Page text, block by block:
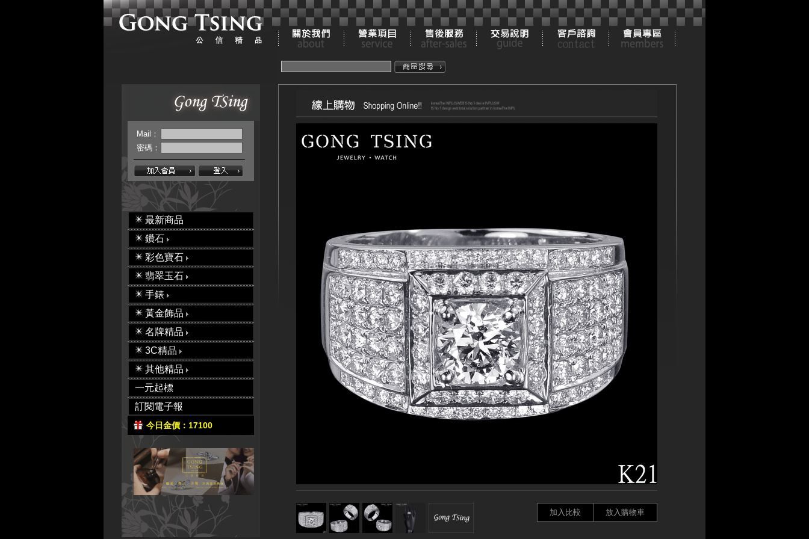
Mail：
密碼：
最新商品
鑽石
彩色寶石
翡翠玉石
手錶
黃金飾品
名牌精品
3C精品
其他精品
一元起標
訂閱電子報
今日金價：17100
加入比較 放入購物車